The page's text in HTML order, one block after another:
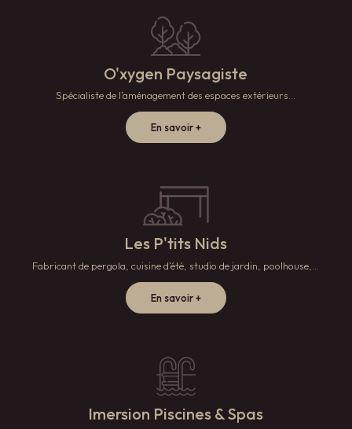
O'xygen Paysagiste
Spécialiste de l’aménagement des espaces extérieurs...
En savoir +
Les P'tits Nids
Fabricant de pergola, cuisine d’été, studio de jardin, poolhouse,...
En savoir +
Imersion Piscines & Spas